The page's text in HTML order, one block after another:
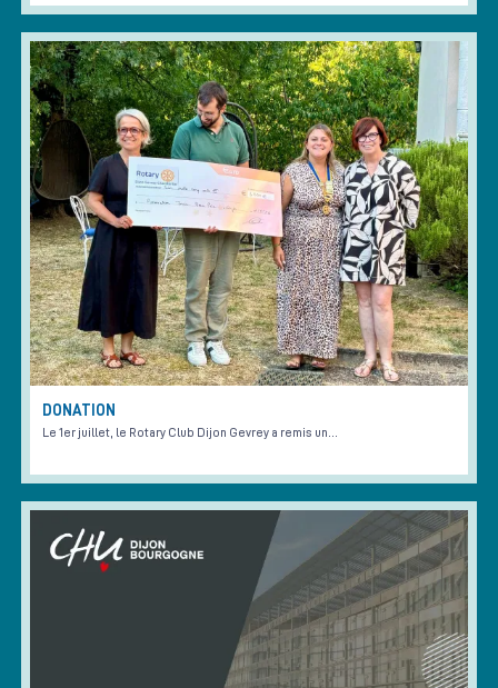
DONATION
Le 1er juillet, le Rotary Club Dijon Gevrey a remis un…